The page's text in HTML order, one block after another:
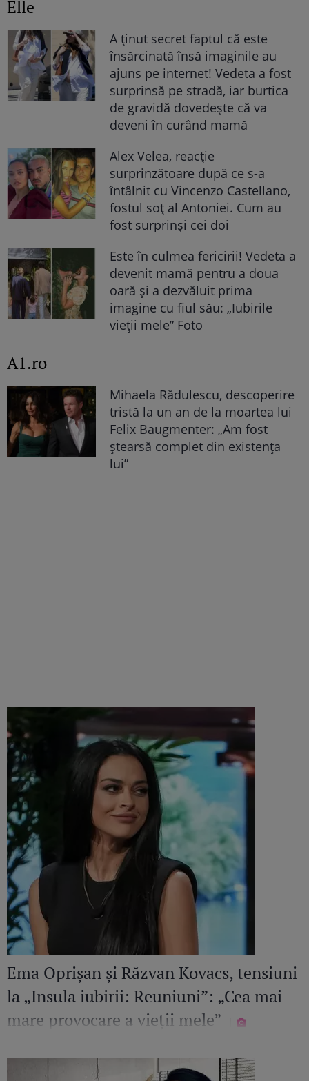
Elle
A ținut secret faptul că este
însărcinată însă imaginile au
ajuns pe internet! Vedeta a fost
surprinsă pe stradă, iar burtica
de gravidă dovedește că va
deveni în curând mamă
Alex Velea, reacție
surprinzătoare după ce s-a
întâlnit cu Vincenzo Castellano,
fostul soț al Antoniei. Cum au
fost surprinși cei doi
Este în culmea fericirii! Vedeta a
devenit mamă pentru a doua
oară și a dezvăluit prima
imagine cu fiul său: „Iubirile
vieții mele” Foto
A1.ro
Mihaela Rădulescu, descoperire
tristă la un an de la moartea lui
Felix Baugmenter: „Am fost
ștearsă complet din existența
lui”
Ema Oprișan și Răzvan Kovacs, tensiuni
la „Insula iubirii: Reuniuni”: „Cea mai
mare provocare a vieții mele”